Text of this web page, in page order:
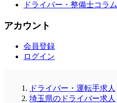
ドライバー・整備士コラム
アカウント
会員登録
ログイン
ドライバー・運転手求人
埼玉県のドライバー求人